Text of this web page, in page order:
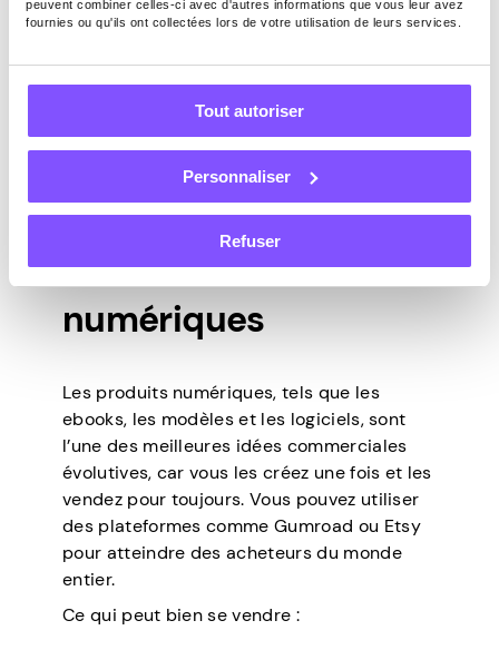
peuvent combiner celles-ci avec d'autres informations que vous leur avez
fournies ou qu'ils ont collectées lors de votre utilisation de leurs services.
Tout autoriser
Personnaliser
Refuser
Donnez du contenu spécial aux
Ajouter de nouvelles choses chaque
mois
Permettez aux gens de s’inscrire
facilement
Gardez les membres satisfaits avec
des extras
7. Produits
numériques
Les produits numériques, tels que les
ebooks, les modèles et les logiciels, sont
l’une des meilleures idées commerciales
évolutives, car vous les créez une fois et les
vendez pour toujours. Vous pouvez utiliser
des plateformes comme Gumroad ou Etsy
pour atteindre des acheteurs du monde
entier.
Ce qui peut bien se vendre :